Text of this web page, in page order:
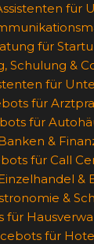
für
für
Schulung &
für
für
für
&
für Call
&
&
für
für